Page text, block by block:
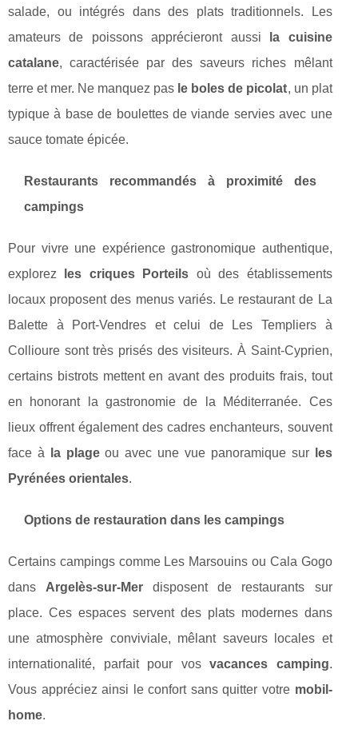
salade, ou intégrés dans des plats traditionnels. Les
amateurs de poissons apprécieront aussi
la cuisine
catalane, caractérisée par des saveurs riches mêlant
terre et mer. Ne manquez pas le boles de picolat, un plat
typique à base de boulettes de viande servies avec une
sauce tomate épicée.
Restaurants recommandés à proximité des
campings
Pour vivre une expérience gastronomique authentique,
explorez
les criques Porteils où des établissements
locaux proposent des menus variés. Le restaurant de La
Balette à Port-Vendres et celui de Les Templiers à
Collioure sont très prisés des visiteurs. À Saint-Cyprien,
certains bistrots mettent en avant des produits frais, tout
en honorant la gastronomie de la Méditerranée. Ces
lieux offrent également des cadres enchanteurs, souvent
face à
la plageou avec une vue panoramique sur
les
Pyrénées orientales.
Options de restauration dans les campings
Certains campings comme Les Marsouins ou Cala Gogo
dans Argelès-sur-Mer disposent de restaurants sur
place. Ces espaces servent des plats modernes dans
une atmosphère conviviale, mêlant saveurs locales et
internationalité, parfait pour vosvacances camping.
Vous appréciez ainsi le confort sans quitter votre mobil-
home.